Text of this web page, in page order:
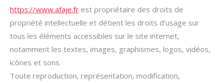
https://www.afaje.fr est propriétaire des droits de
propriété intellectuelle et détient les droits d’usage sur
tous les éléments accessibles sur le site internet,
notamment les textes, images, graphismes, logos, vidéos,
icônes et sons.
Toute reproduction, représentation, modification,